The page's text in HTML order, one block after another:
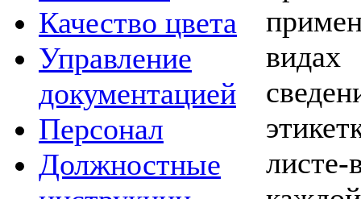
Качество цвета
Управление
документацией
Персонал
Должностные
видах